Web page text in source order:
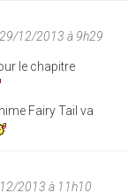
12/2013 à 9h29
le chapitre
Fairy Tail va
2013 à 11h10